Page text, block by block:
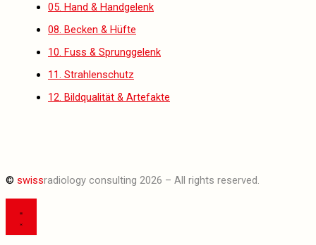
05. Hand & Handgelenk
08. Becken & Hüfte
10. Fuss & Sprunggelenk
11. Strahlenschutz
12. Bildqualität & Artefakte
© swissradiology consulting 2026 – All rights reserved.